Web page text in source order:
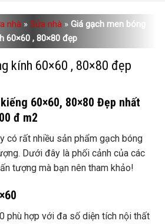
nhà » Sửa nhà » Giá gạch men bóng
60×60 , 80×80 đẹp
kính 60×60 , 80×80 đẹp
60×60, 80×80 Đẹp nhất
đ m2
có rất nhiều sản phẩm gạch bóng
Dưới đây là phối cảnh của các
tượng mà bạn nên tham khảo!
phù hợp với đa số diện tích nội thất